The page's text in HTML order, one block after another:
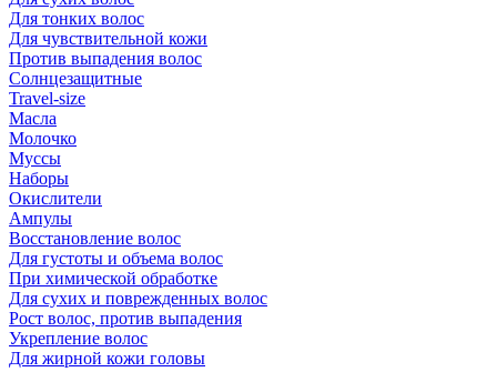
Для тонких волос
Для чувствительной кожи
Против выпадения волос
Солнцезащитные
Travel-size
Масла
Молочко
Муссы
Наборы
Окислители
Ампулы
Восстановление волос
Для густоты и объема волос
При химической обработке
Для сухих и поврежденных волос
Рост волос, против выпадения
Укрепление волос
Для жирной кожи головы